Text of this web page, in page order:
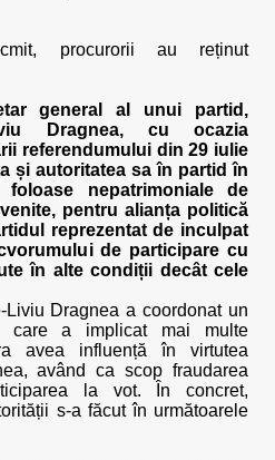
procurorii au reținut
general al unui partid,
Dragnea, cu ocazia
referendumului din 29 iulie
și autoritatea sa în partid în
nepatrimoniale de
pentru alianța politică
reprezentat de inculpat
de participare cu
în alte condiții decât cele
Liviu Dragnea a coordonat un
care a implicat mai multe
avea influență în virtutea
având ca scop fraudarea
la vot. În concret,
s-a făcut în următoarele